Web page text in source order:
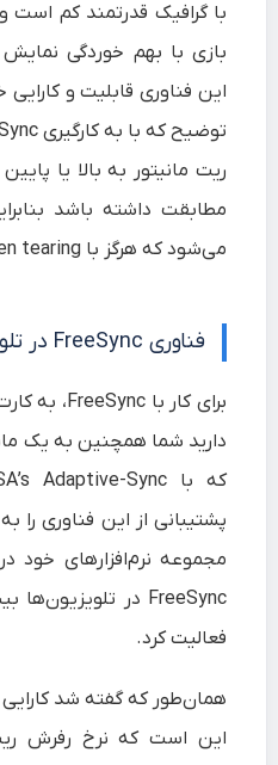
با گرافیک قدرتمند کم
بازی با بهم خوردگی
این فناوری قابلیت و
ریت مانیتور به بالا یا
مطابقت داشته باشد
می‌شود که هرگز با screen tearing مواجه نخواهید شد.
فناوری FreeSync در تلویزیون
دارید شما همچنین به یک
فعالیت کرد.
همان‌طور که گفته شد کارایی
این است که نرخ رفرش